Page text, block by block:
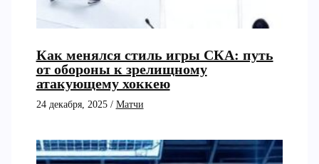
Как менялся стиль игры СКА: путь
от обороны к зрелищному
атакующему хоккею
24 декабря, 2025 / Матчи